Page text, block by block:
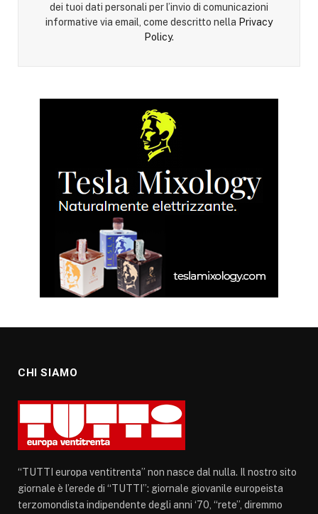
dei tuoi dati personali per l’invio di comunicazioni
informative via email, come descritto nella Privacy
Policy.
CHI SIAMO
“TUTTI europa ventitrenta” non nasce dal nulla. Il nostro sito
giornale è l’erede di “TUTTI”: giornale giovanile europeista
terzomondista indipendente degli anni ‘70, “rete”, diremmo